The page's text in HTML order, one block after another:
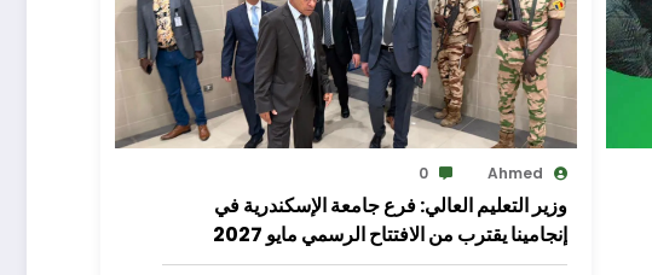
Ahmed
0
وزير التعليم العالي: فرع جامعة الإسكندرية في
إنجامينا يقترب من الافتتاح الرسمي مايو 2027